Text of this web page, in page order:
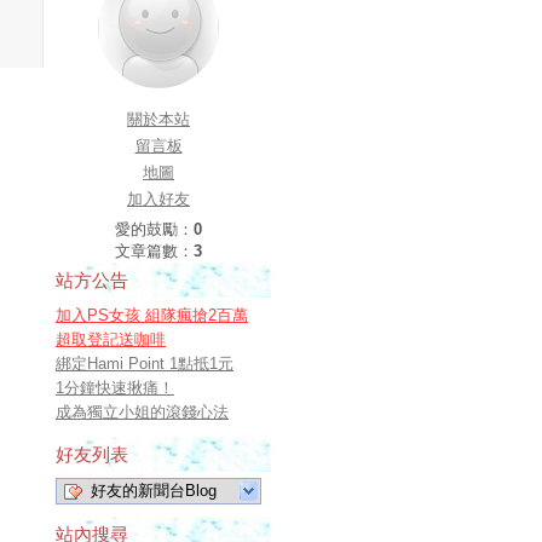
關於本站
留言板
地圖
加入好友
愛的鼓勵： 0
文章篇數： 3
站方公告
加入PS女孩 組隊瘋搶2百萬
超取登記送咖啡
綁定Hami Point 1點抵1元
1分鐘快速揪痛！
成為獨立小姐的滾錢心法
好友列表
好友的新聞台Blog
站內搜尋